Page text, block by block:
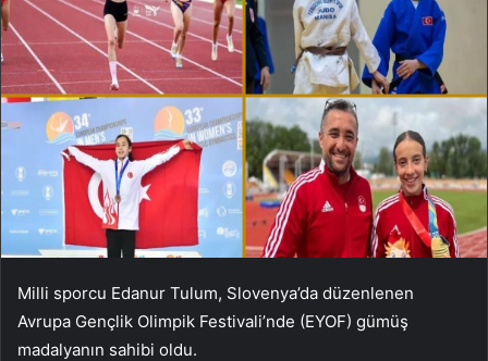
Milli sporcu Edanur Tulum, Slovenya’da düzenlenen
Avrupa Gençlik Olimpik Festivali’nde (EYOF) gümüş
madalyanın sahibi oldu.